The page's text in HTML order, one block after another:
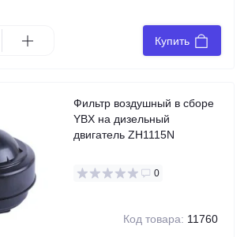
Купить
Фильтр воздушный в сборе
YBX на дизельный
двигатель ZH1115N
0
Код товара: 11760